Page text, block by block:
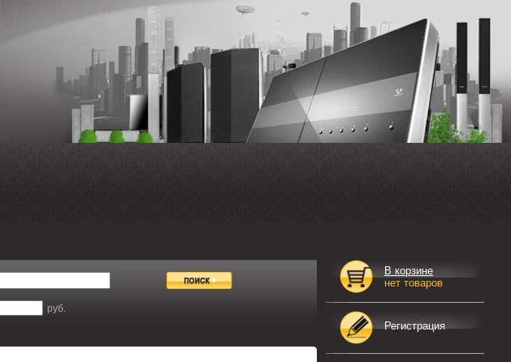
руб.
В корзине
нет товаров
Регистрация